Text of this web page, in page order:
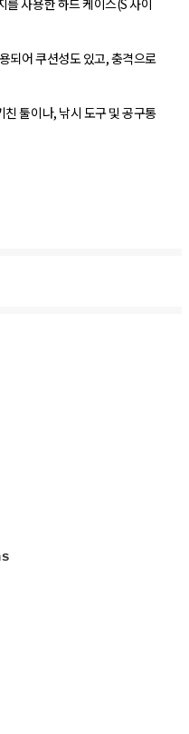
사용한 하드 케이스(S 사이
되어 쿠션성도 있고, 충격으로
툴이나, 낚시 도구 및 공구통